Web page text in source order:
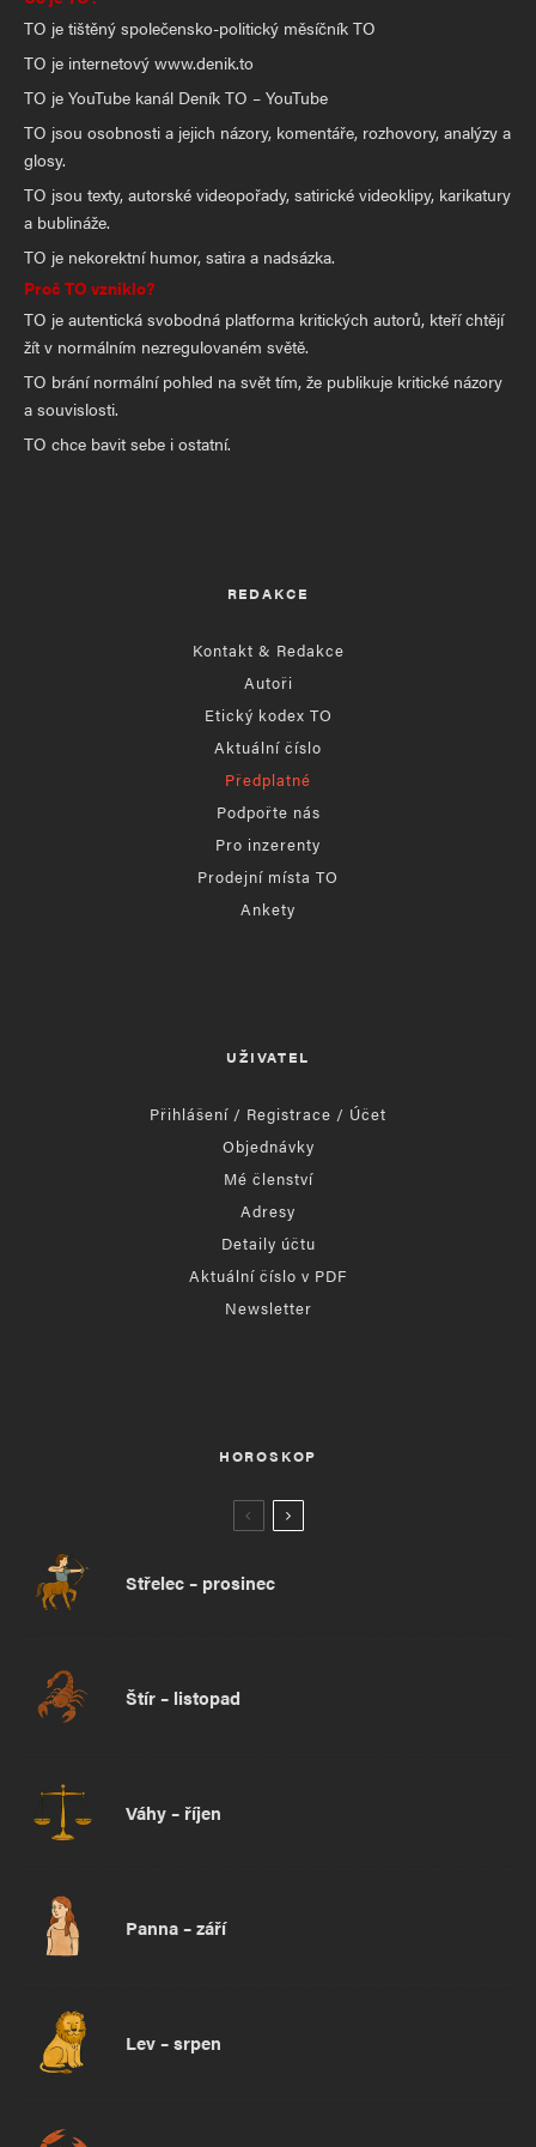
TO je tištěný společensko-politický měsíčník TO
TO je internetový www.denik.to
TO je YouTube kanál Deník TO – YouTube
TO jsou osobnosti a jejich názory, komentáře, rozhovory, analýzy a
glosy.
TO jsou texty, autorské videopořady, satirické videoklipy, karikatury
a bublináže.
TO je nekorektní humor, satira a nadsázka.
Proč TO vzniklo?
TO je autentická svobodná platforma kritických autorů, kteří chtějí
žít v normálním nezregulovaném světě.
TO brání normální pohled na svět tím, že publikuje kritické názory
a souvislosti.
TO chce bavit sebe i ostatní.
REDAKCE
Kontakt & Redakce
Autoři
Etický kodex TO
Aktuální číslo
Předplatné
Podpořte nás
Pro inzerenty
Prodejní místa TO
Ankety
UŽIVATEL
Přihlášení / Registrace / Účet
Objednávky
Mé členství
Adresy
Detaily účtu
Aktuální číslo v PDF
Newsletter
HOROSKOP
Střelec – prosinec
Štír – listopad
Váhy – říjen
Panna – září
Lev – srpen